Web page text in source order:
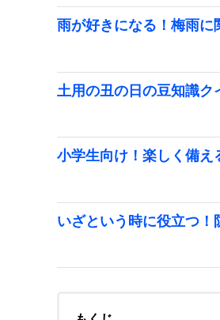
雨が好きになる！梅雨
土用の丑の日の豆知識
小学生向け！楽しく備え
いざという時に役立つ